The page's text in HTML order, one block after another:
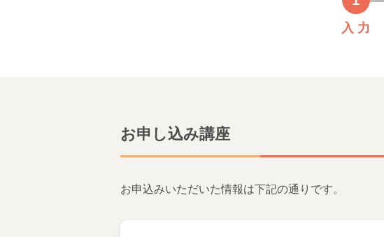
入 力
お申し込み講座
お申込みいただいた情報は下記の通りです。